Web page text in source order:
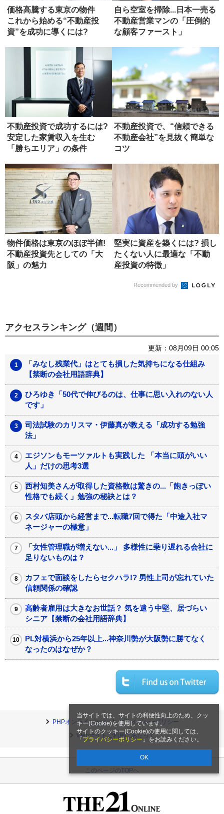
当サイトでは、サイトの利便性向上のため、クッ
キー(Cookie)を使用しています。
サイトのクッキー(Cookie)の使用に関しては、
「 プライバシーポリシー 」をお読みください。
OK
価格高騰する東京の物件
これから始める“不動産投
資”を成功に導くには?
自ら空室を掃除...日本一売る
不動産営業マンの「圧倒的
な顧客ファースト」
不動産投資で成功するには?
安定した家賃収入を生む
「勝ちエリア」の条件
不動産投資で、“信頼できる
不動産会社”を見抜く簡単な
コツ
物件価格は東京のほぼ半値!
不動産投資先としての「大
阪」の魅力
堅実に資産を築くには? 損し
たくない人に最適な「不動
産投資の特徴」
Recommended by
アクセスランキング（週間）
更新：08月09日 00:05
「みなし残業代」はとても損した気持ちになる仕組み
【禁断の会社用語辞典】
ひろゆき「50代で伸びるのは、仕事に思い入れのない人
です」
司法試験のカリスマ・伊藤真が教える「成功する勉強
法」
エジソンもモーツァルトも実践した 「本当に頭がいい
人」だけの思考3選
西村知美さんが取得した資格数は驚きの...「飽きっぽい
性格でも続く」勉強の秘訣とは？
スタバ店頭から経営まで...転職7回で得た「中途入社マ
ネージャーの極意」
「女性管理職が増えない...」 多様性に乗り遅れる会社に
足りないものは？
カフェで面談をしたらセクハラ!? 男性上司が忘れていた
信頼関係の確認
高齢者雇用は大きなお世話？ 気を遣う中堅、居づらい
シニア【禁断の会社用語辞典】
PL対横浜から25年以上...神奈川勢が大阪勢に勝てなく
なったのはなぜか？
PHPオンラインとは
プライバシーポリシー
Webサイトご利用にあたって
このページのTOPへ